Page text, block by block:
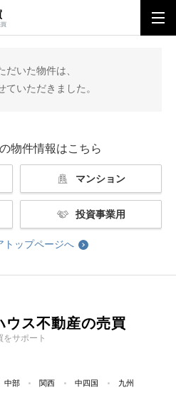
買
リアトップ
だいた物件は、
ていただきました。
物件情報はこちら
マンション
投資事業用
トップページへ
ウス不動産の売買
をサポート
中部 関西 中四国 九州